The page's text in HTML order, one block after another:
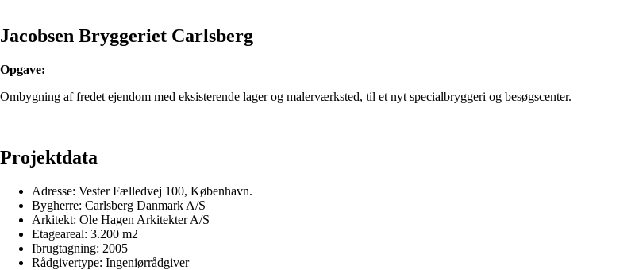
Jacobsen Bryggeriet Carlsberg
Opgave:
Ombygning af fredet ejendom med eksisterende lager og malerværksted, til et nyt specialbryggeri og besøgscenter.
Projektdata
Adresse: Vester Fælledvej 100, København.
Bygherre: Carlsberg Danmark A/S
Arkitekt: Ole Hagen Arkitekter A/S
Etageareal: 3.200 m2
Ibrugtagning: 2005
Rådgivertype: Ingeniørrådgiver